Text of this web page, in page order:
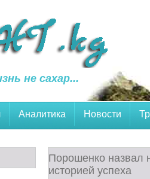
не сахар...
Аналитика Новости
Порошенко назвал
историей успеха